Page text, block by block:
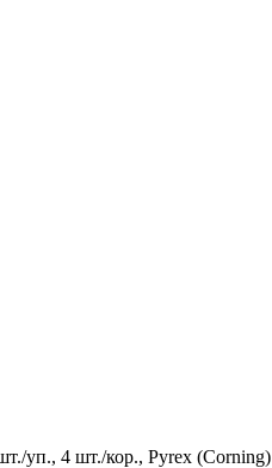
уп., 4 шт./кор., Pyrex (Corning)